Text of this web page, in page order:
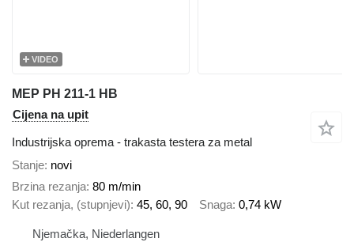
VIDEO
MEP PH 211-1 HB
Cijena na upit
Industrijska oprema - trakasta testera za metal
Stanje novi
Brzina rezanja 80 m/min
Kut rezanja, (stupnjevi) 45, 60, 90 Snaga 0,74 kW
Njemačka, Niederlangen